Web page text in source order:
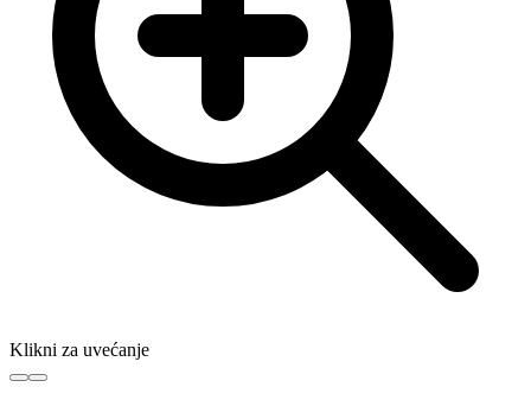
Klikni za uvećanje